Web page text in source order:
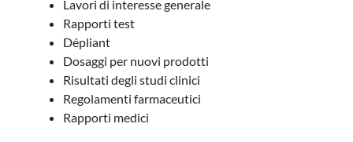
Lavori di interesse generale
Rapporti test
Dépliant
Dosaggi per nuovi prodotti
Risultati degli studi clinici
Regolamenti farmaceutici
Rapporti medici